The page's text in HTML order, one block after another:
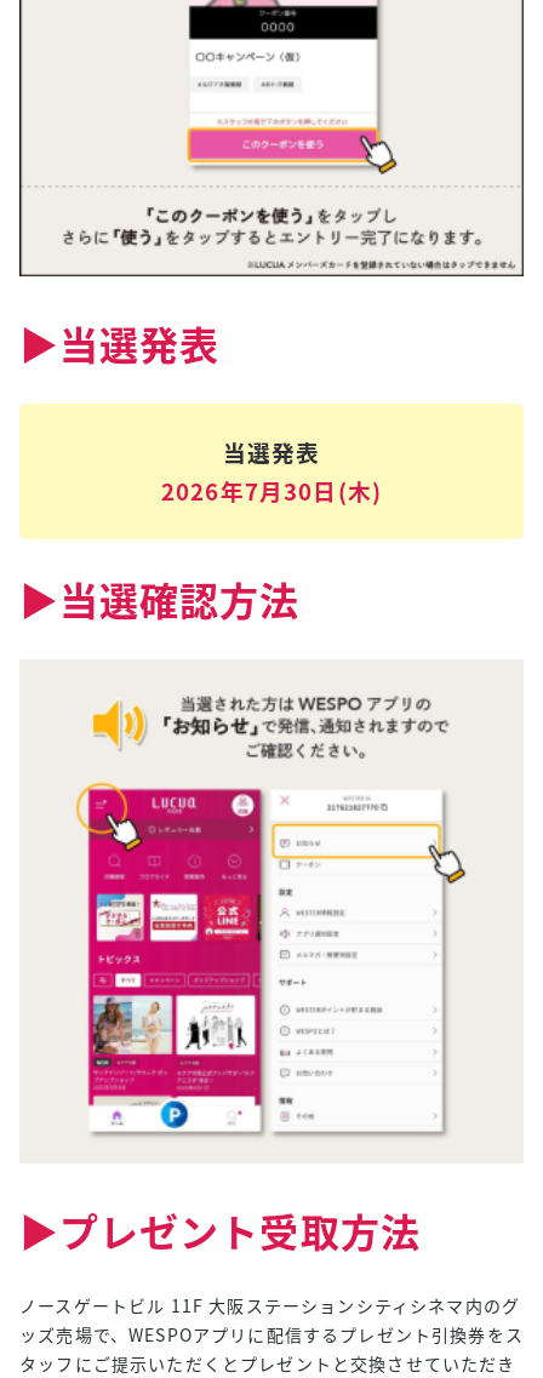
▶︎当選発表
当選発表
2026年7月30日(木)
▶︎当選確認方法
▶︎プレゼント受取方法
ノースゲートビル 11F 大阪ステーションシティシネマ内のグ
ッズ売場で、WESPOアプリに配信するプレゼント引換券をス
タッフにご提示いただくとプレゼントと交換させていただき